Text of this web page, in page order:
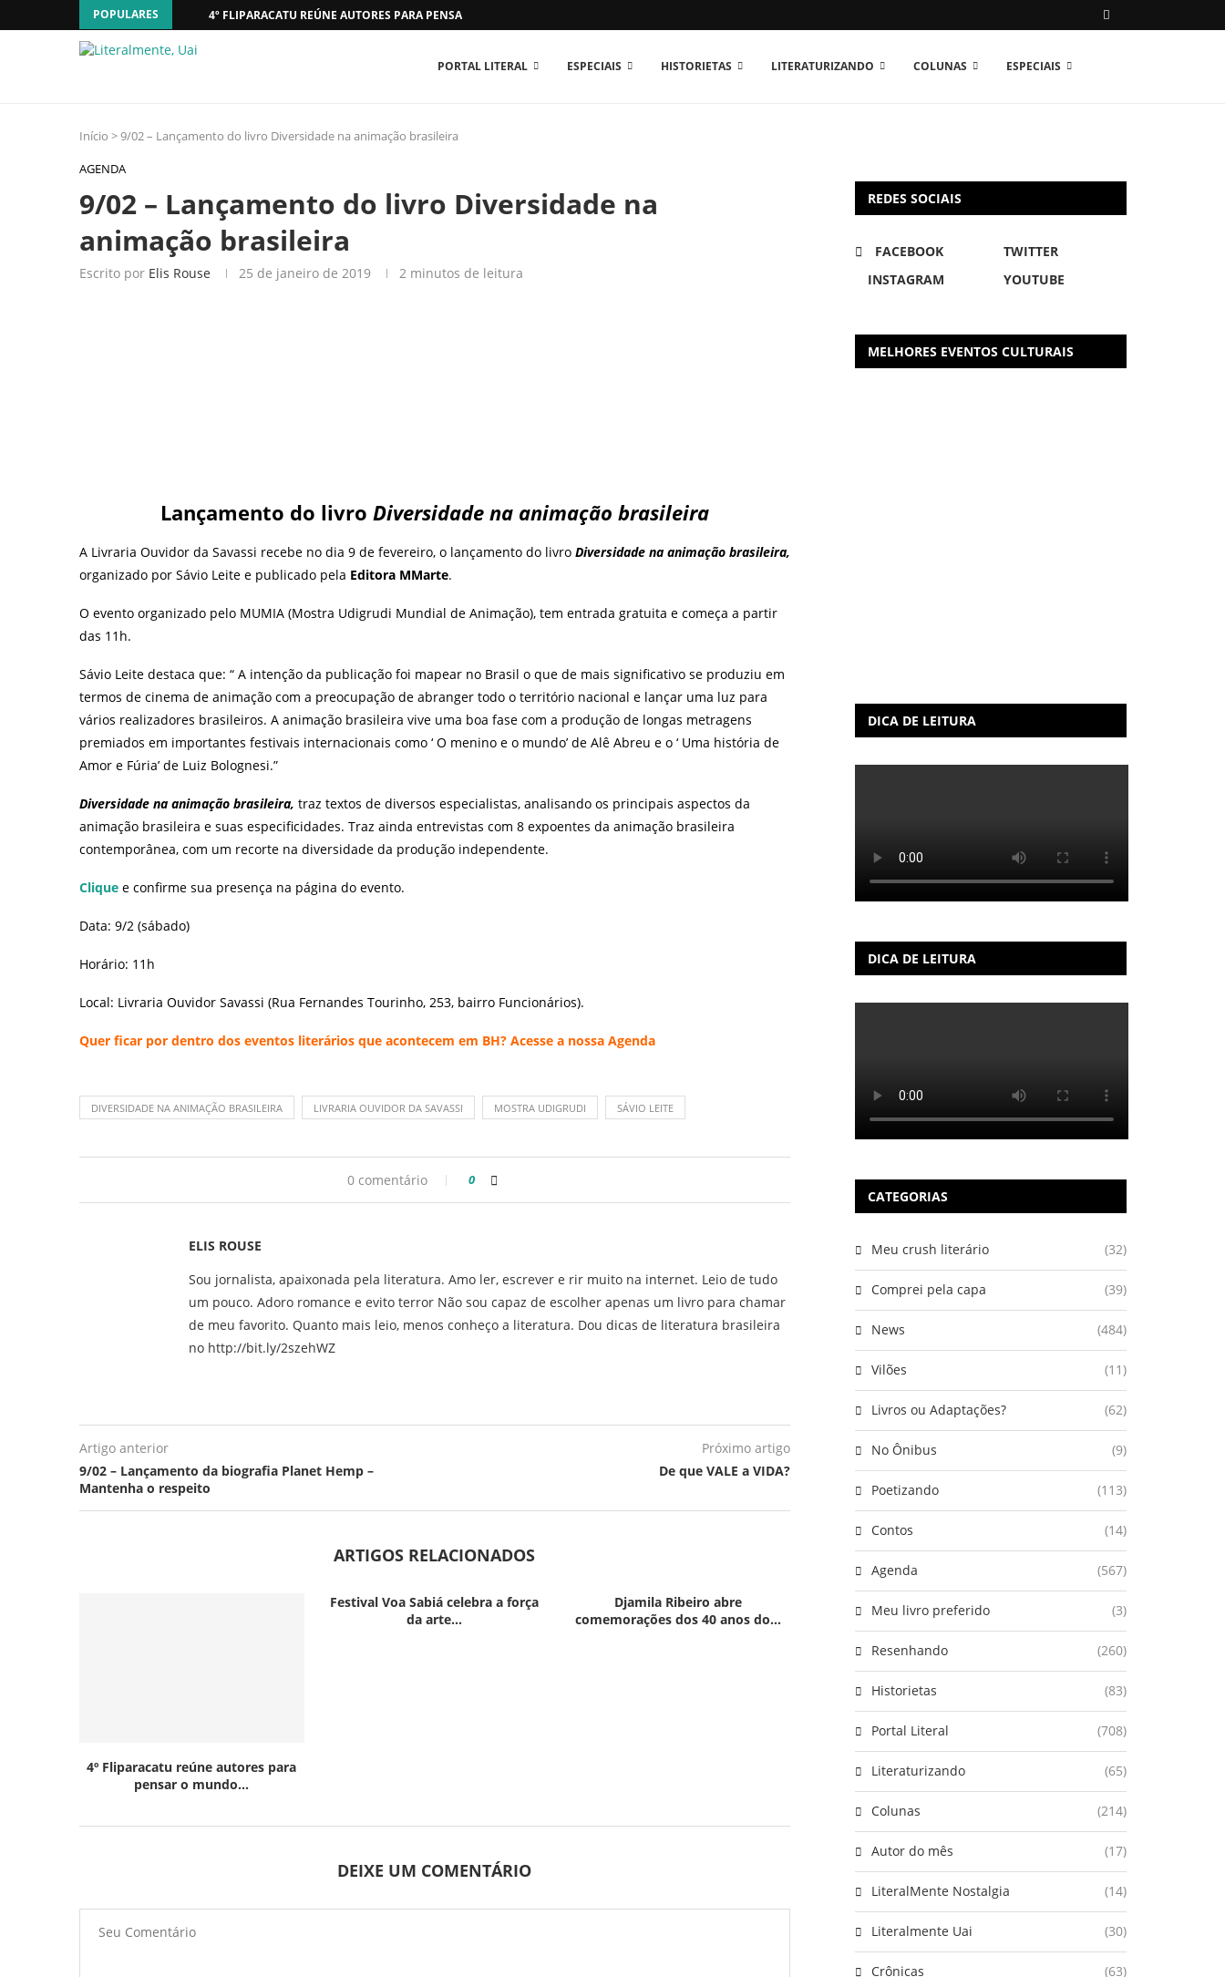
POPULARES 4º FLIPARACATU REÚNE AUTORES PARA PENSAR O MUNDO...
PORTAL LITERAL ESPECIAIS HISTORIETAS LITERATURIZANDO COLUNAS ESPECIAIS
Início >9/02 – Lançamento do livro Diversidade na animação brasileira
AGENDA
9/02 – Lançamento do livro Diversidade na
animação brasileira
Escrito por Elis Rouse 25 de janeiro de 2019 2 minutos de leitura
Lançamento do livro Diversidade na animação brasileira
A Livraria Ouvidor da Savassi recebe no dia 9 de fevereiro, o lançamento do livro Diversidade na animação brasileira,
organizado por Sávio Leite e publicado pela Editora MMarte.
O evento organizado pelo MUMIA (Mostra Udigrudi Mundial de Animação), tem entrada gratuita e começa a partir
das 11h.
Sávio Leite destaca que: “ A intenção da publicação foi mapear no Brasil o que de mais significativo se produziu em
termos de cinema de animação com a preocupação de abranger todo o território nacional e lançar uma luz para
vários realizadores brasileiros. A animação brasileira vive uma boa fase com a produção de longas metragens
premiados em importantes festivais internacionais como ‘ O menino e o mundo’ de Alê Abreu e o ‘ Uma história de
Amor e Fúria’ de Luiz Bolognesi.”
Diversidade na animação brasileira, traz textos de diversos especialistas, analisando os principais aspectos da
animação brasileira e suas especificidades. Traz ainda entrevistas com 8 expoentes da animação brasileira
contemporânea, com um recorte na diversidade da produção independente.
Clique e confirme sua presença na página do evento.
Data: 9/2 (sábado)
Horário: 11h
Local: Livraria Ouvidor Savassi (Rua Fernandes Tourinho, 253, bairro Funcionários).
Quer ficar por dentro dos eventos literários que acontecem em BH? Acesse a nossa Agenda
DIVERSIDADE NA ANIMAÇÃO BRASILEIRA LIVRARIA OUVIDOR DA SAVASSI MOSTRA UDIGRUDI SÁVIO LEITE
0 comentário 0
ELIS ROUSE
Sou jornalista, apaixonada pela literatura. Amo ler, escrever e rir muito na internet. Leio de tudo
um pouco. Adoro romance e evito terror Não sou capaz de escolher apenas um livro para chamar
de meu favorito. Quanto mais leio, menos conheço a literatura. Dou dicas de literatura brasileira
no http://bit.ly/2szehWZ
Artigo anterior
9/02 – Lançamento da biografia Planet Hemp –
Mantenha o respeito
Próximo artigo
De que VALE a VIDA?
ARTIGOS RELACIONADOS
4º Fliparacatu reúne autores para
pensar o mundo...
Festival Voa Sabiá celebra a força
da arte...
Djamila Ribeiro abre
comemorações dos 40 anos do...
DEIXE UM COMENTÁRIO
REDES SOCIAIS
FACEBOOK
TWITTER
INSTAGRAM
YOUTUBE
MELHORES EVENTOS CULTURAIS
DICA DE LEITURA
DICA DE LEITURA
CATEGORIAS
Meu crush literário (32)
Comprei pela capa (39)
News (484)
Vilões (11)
Livros ou Adaptações? (62)
No Ônibus (9)
Poetizando (113)
Contos (14)
Agenda (567)
Meu livro preferido (3)
Resenhando (260)
Historietas (83)
Portal Literal (708)
Literaturizando (65)
Colunas (214)
Autor do mês (17)
LiteralMente Nostalgia (14)
Literalmente Uai (30)
Crônicas (63)